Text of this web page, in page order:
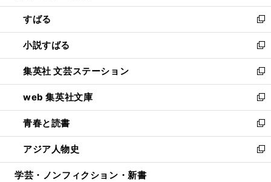
開
く
ウ
で
開
く
ン
ド
ウ
で
開
く
すばる
新
し
い
ウ
ィ
ン
ド
ウ
で
開
く
小説すばる
新
し
い
ウ
ィ
ン
ド
ウ
で
開
集英社 文芸ステーション
新
し
い
ウ
ィ
ン
ド
ウ
web 集英社文庫
新
し
い
ウ
ィ
ン
青春と読書
新
し
い
ウ
アジア人物史
新
し
学芸・ノンフィクション・新書